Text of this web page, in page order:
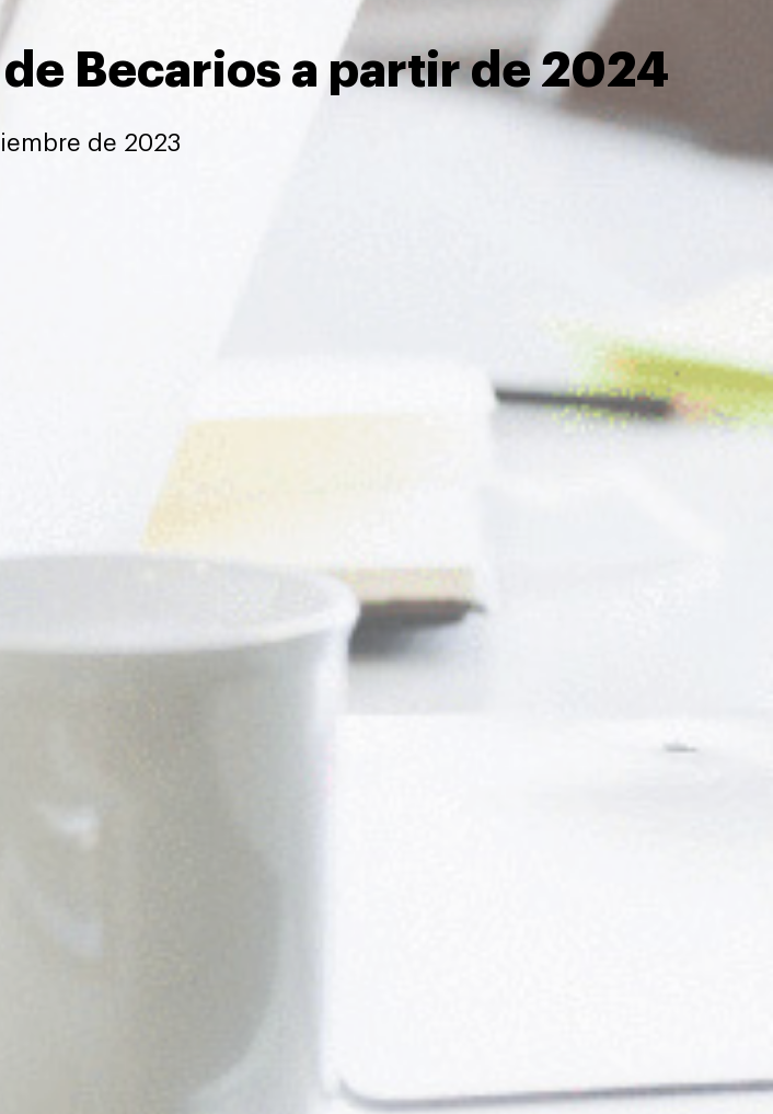
Becarios a partir de 2024
de 2023